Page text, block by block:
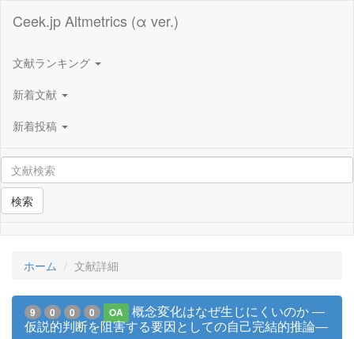
Ceek.jp Altmetrics (α ver.)
文献ランキング
新着文献
新着投稿
検索
ホーム 文献詳細
9 0 0 0 OA
概念変化はなぜ生じにくいのか ―
仮説的判断を阻害する要因としての自己完結的推論―